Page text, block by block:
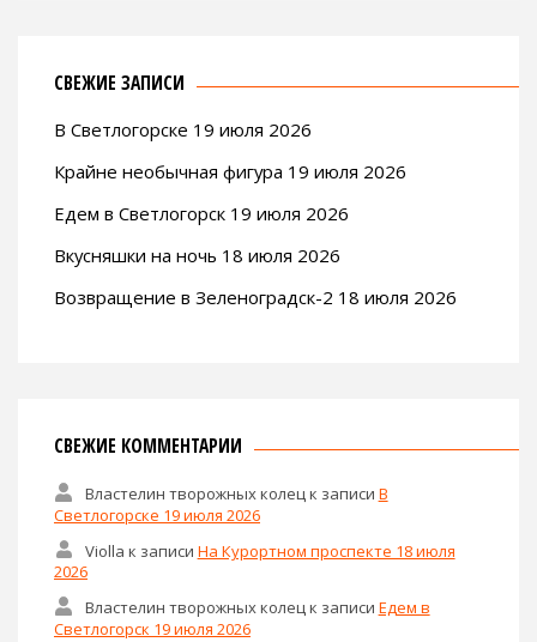
СВЕЖИЕ ЗАПИСИ
В Светлогорске 19 июля 2026
Крайне необычная фигура 19 июля 2026
Едем в Светлогорск 19 июля 2026
Вкусняшки на ночь 18 июля 2026
Возвращение в Зеленоградск-2 18 июля 2026
СВЕЖИЕ КОММЕНТАРИИ
Властелин творожных колецк записи В
Светлогорске 19 июля 2026
Violla к записи На Курортном проспекте 18 июля
2026
Властелин творожных колецк записи Едем в
Светлогорск 19 июля 2026